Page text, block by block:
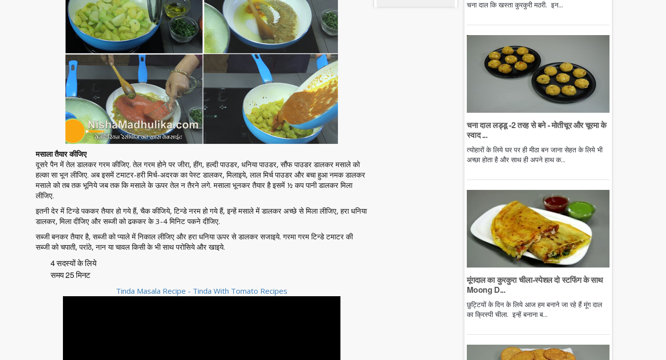
मसाला तैयार कीजिए
दूसरे पैन में तेल डालकर गरम कीजिए. तेल गरम होने पर जीरा, हींग, हल्दी पाउडर, धनिया पाउडर, सौंफ पाउडर डालकर मसाले को
हल्का सा भून लीजिए. अब इसमें टमाटर-हरी मिर्च-अदरक का पेस्ट डालकर, मिलाइये, लाल मिर्च पाउडर और बचा हुआ नमक डालकर
मसाले को तब तक भूनिये जब तक कि मसाले के ऊपर तेल न तैरने लगे. मसाला भूनकर तैयार है इसमें ½ कप पानी डालकर मिला
लीजिए.
इतनी देर में टिन्डे पककर तैयार हो गये हैं, चैक कीजिये, टिन्डे नरम हो गये हैं, इन्हें मसाले में डालकर अच्छे से मिला लीजिए, हरा धनिया
डालकर, मिला दीजिए और सब्जी को ढककर के 3-4 मिनिट पकने दीजिए.
सब्जी बनकर तैयार है, सब्जी को प्याले में निकाल लीजिए और हरा धनिया ऊपर से डालकर सजाइये. गरमा गरम टिन्डे टमाटर की
सब्जी को चपाती, परांठे, नान या चावल किसी के भी साथ परोसिये और खाइये.
4 सदस्यों के लिये
समय 25 मिनट
Tinda Masala Recipe - Tinda With Tomato Recipes
चना दाल कि खस्ता कुरकुरी मठरी. इन...
चना दाल लड्डू -2 तरह से बने - मोतीचूर और चूरमा के
स्वाद ...
त्योहारों के लिये घर पर ही मीठा बन जाना सेहत के लिये भी
अच्छा होता है और साथ ही अपने हाथ क...
मूंगदाल का कुरकुरा चीला-स्पेशल दो स्टफिंग के साथ
Moong D...
छुट्टियों के दिन के लिये आज हम बनाने जा रहे हैं मूंग दाल
का क्रिस्पी चीला. इन्हें बनाना ब...